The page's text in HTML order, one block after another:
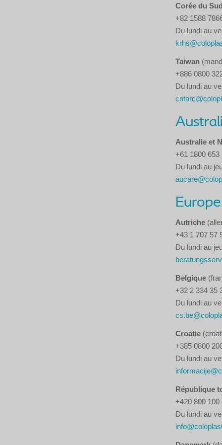
Corée du Sud
+82 1588
Du lundi au
Taiwan
+886 0800
Du lundi au
Australie et
+61 1800 653
Du lundi au
Europe
Autriche
+43 1 707 57
Du lundi au
Belgique
+32 2 334 35
Du lundi au
Croatie
+385 0800
Du lundi au
République
+420 800 100
Du lundi au